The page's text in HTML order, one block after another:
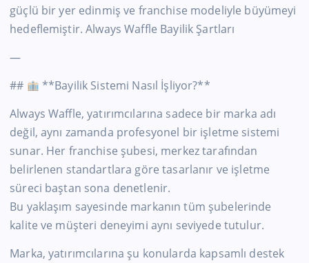
güçlü bir yer edinmiş ve franchise modeliyle büyümeyi
hedeflemiştir. Always Waffle Bayilik Şartları
—
##
**Bayilik Sistemi Nasıl İşliyor?**
Always Waffle, yatırımcılarına sadece bir marka adı
değil, aynı zamanda profesyonel bir işletme sistemi
sunar. Her franchise şubesi, merkez tarafından
belirlenen standartlara göre tasarlanır ve işletme
süreci baştan sona denetlenir.
Bu yaklaşım sayesinde markanın tüm şubelerinde
kalite ve müşteri deneyimi aynı seviyede tutulur.
Marka, yatırımcılarına şu konularda kapsamlı destek